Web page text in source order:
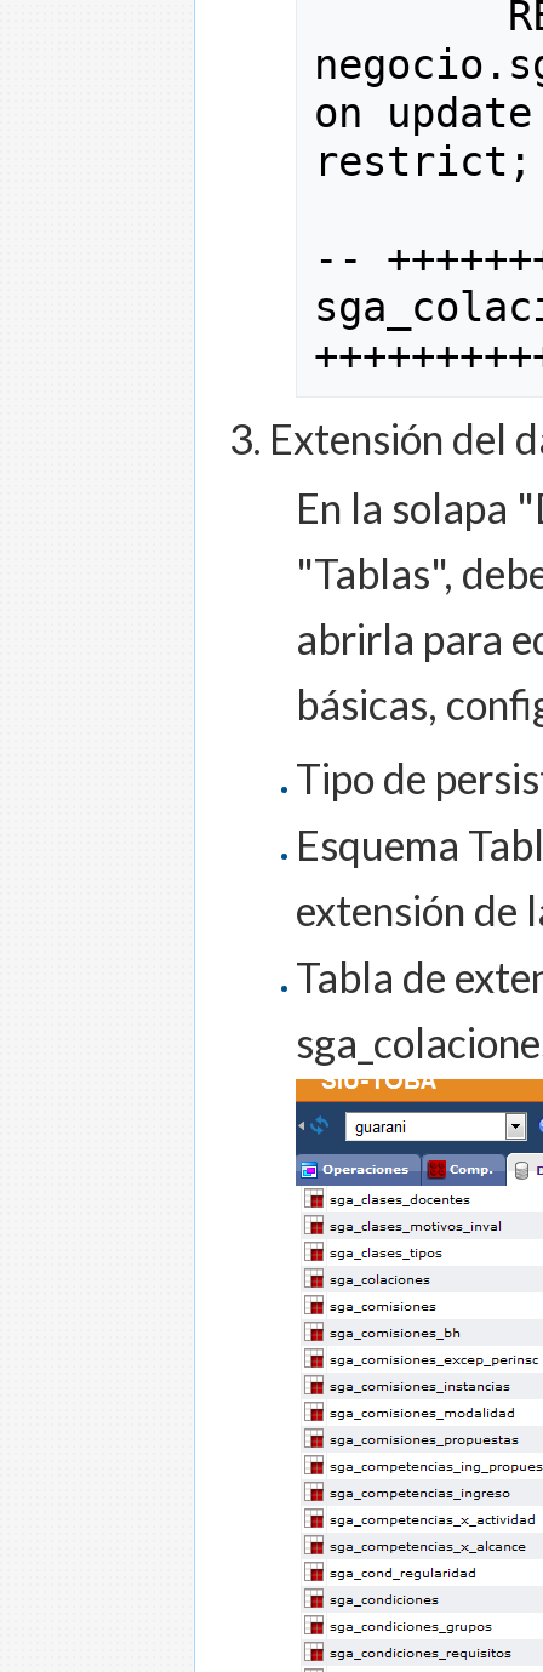
negocio .
on
restrict ;
--
Extensión del
En la solapa
"Tablas",
abrirla para
básicas,
Tipo de
Esquema
extensión de
Tabla de